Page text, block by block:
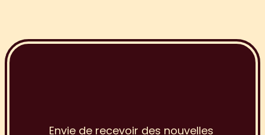
la Newslette
Envie de recevoir des nouvelles